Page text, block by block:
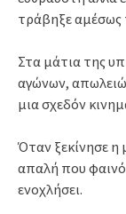
τράβηξε αμέσως
Στα μάτια της
αγώνων,
μια σχεδόν
Όταν ξεκίνησε η
απαλή που
ενοχλήσει.